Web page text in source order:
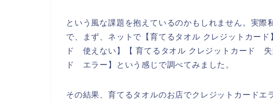
という風な課題を抱えているのかもしれません。実際
で、まず、ネットで【育てるタオル クレジットカー
ド 使えない】【 育てるタオル クレジットカード 失
ド エラー】という感じで調べてみました。
その結果、育てるタオルのお店でクレジットカードエ